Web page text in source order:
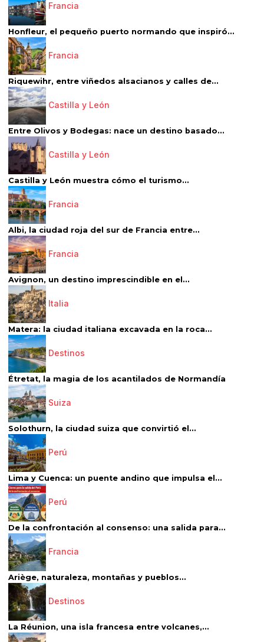
Francia
Honfleur, el pequeño puerto normando que inspiró...
Francia
Riquewihr, entre viñedos alsacianos y calles de...
Castilla y León
Entre Olivos y Bodegas: nace un destino basado...
Castilla y León
Castilla y León muestra cómo el turismo...
Francia
Albi, la ciudad roja del sur de Francia entre...
Francia
Avignon, un destino imprescindible en el...
Italia
Matera: la ciudad italiana excavada en la roca...
Destinos
Étretat, la magia de los acantilados de Normandía
Suiza
Solothurn, la ciudad suiza que convirtió el...
Perú
Lima y Cuenca: un puente andino que impulsa el...
Perú
De la confrontación al consenso: una salida para...
Francia
Ariège, naturaleza, montañas y pueblos...
Destinos
La Réunion, una isla francesa entre volcanes,...